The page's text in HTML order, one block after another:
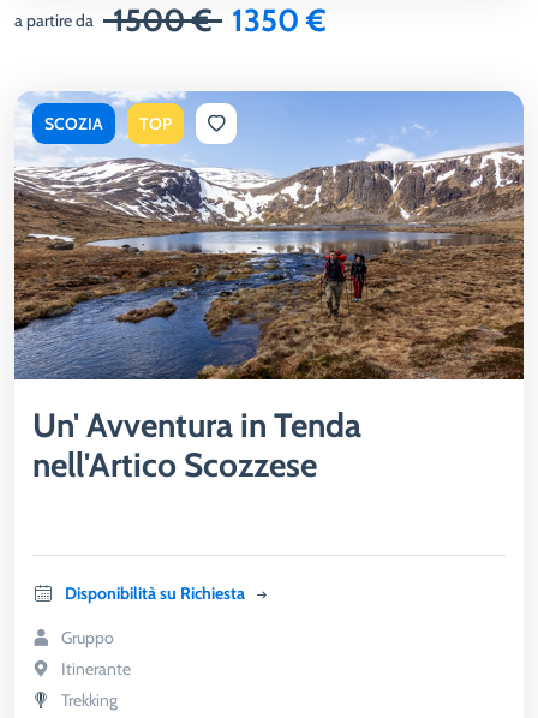
a partire da 1500 € 1350 €
Un' Avventura in Tenda
nell'Artico Scozzese
Disponibilità su Richiesta
Gruppo
Itinerante
Trekking
SCOZIA TOP